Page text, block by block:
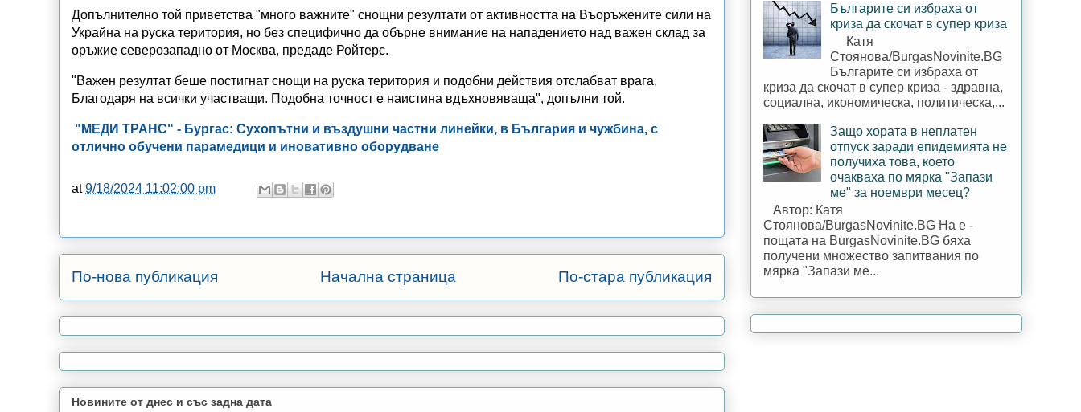
Допълнително той приветства "много важните" снощни резултати от активността на Въоръжените сили на
Украйна на руска територия, но без специфично да обърне внимание на нападението над важен склад за
оръжие северозападно от Москва, предаде Ройтерс.
"Важен резултат беше постигнат снощи на руска територия и подобни действия отслабват врага.
Благодаря на всички участващи. Подобна точност е наистина вдъхновяваща", допълни той.
"МЕДИ ТРАНС" - Бургас: Сухопътни и въздушни частни линейки, в България и чужбина, с
отлично обучени парамедици и иновативно оборудване
at9/18/2024 11:02:00 pm
По-нова публикация По-стара публикация
Начална страница
Новините от днес и със задна дата
Българите си избраха от
криза да скочат в супер криза
Катя
Стоянова/BurgasNovinite.BG
Българите си избраха от
криза да скочат в супер криза - здравна,
социална, икономическа, политическа,...
Защо хората в неплатен
отпуск заради епидемията не
получиха това, което
очакваха по мярка "Запази
ме" за ноември месец?
Автор: Катя
Стоянова/BurgasNovinite.BG На е -
пощата на BurgasNovinite.BG бяха
получени множество запитвания по
мярка "Запази ме...